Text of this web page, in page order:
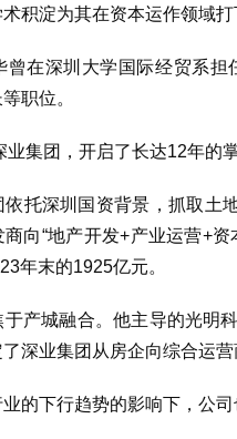
积淀为其在资本运作领域打
曾在深圳大学国际经贸系
职位。
集团，开启了长达12年的掌
托深圳国资背景，抓取土
向“地产开发+产业运营+
年末的1925亿元。
产城融合。他主导的光明
深业集团从房企向综合运营
的下行趋势的影响下，公